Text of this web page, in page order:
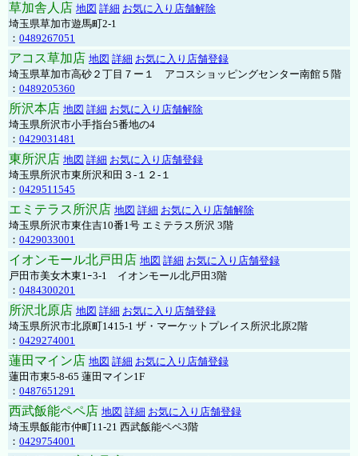
草加舎人店 地図 詳細 お気に入り店舗解除
埼玉県草加市遊馬町2-1
： 0489267051
アコス草加店 地図 詳細 お気に入り店舗登録
埼玉県草加市高砂２丁目７ー１ アコスショッピングセンター南館５階
： 0489205360
所沢本店 地図 詳細 お気に入り店舗解除
埼玉県所沢市小手指台5番地の4
： 0429031481
東所沢店 地図 詳細 お気に入り店舗登録
埼玉県所沢市東所沢和田３-１２-１
： 0429511545
エミテラス所沢店 地図 詳細 お気に入り店舗解除
埼玉県所沢市東住吉10番1号 エミテラス所沢 3階
： 0429033001
イオンモール北戸田店 地図 詳細 お気に入り店舗登録
戸田市美女木東1ｰ3‐1 イオンモール北戸田3階
： 0484300201
所沢北原店 地図 詳細 お気に入り店舗登録
埼玉県所沢市北原町1415-1 ザ・マーケットプレイス所沢北原2階
： 0429274001
蓮田マイン店 地図 詳細 お気に入り店舗登録
蓮田市東5-8-65 蓮田マイン1F
： 0487651291
西武飯能ペペ店 地図 詳細 お気に入り店舗登録
埼玉県飯能市仲町11-21 西武飯能ペペ3階
： 0429754001